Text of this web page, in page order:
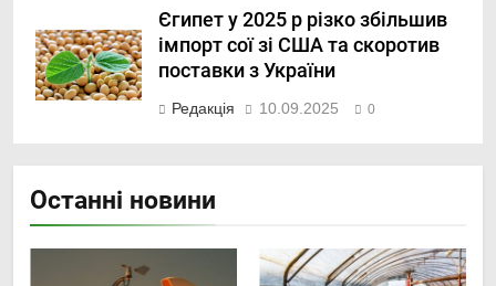
Єгипет у 2025 р різко збільшив
імпорт сої зі США та скоротив
поставки з України
Редакція 10.09.2025 0
Останні новини